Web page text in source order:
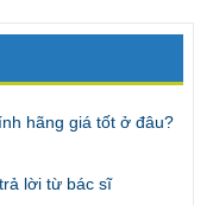
có thể cho vợ lên
tuyệt! Tôi không
tiếp, và tôi đằng
có thể nói ra điều
hãng giá tốt ở đâu?
lời từ bác sĩ